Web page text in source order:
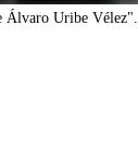
Álvaro Uribe Vélez".